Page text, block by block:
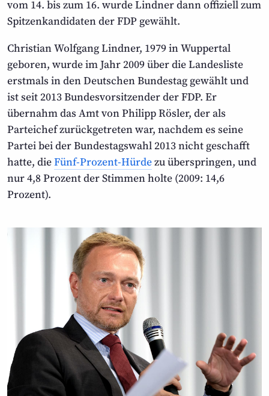
vom 14. bis zum 16. wurde Lindner dann offiziell zum
Spitzenkandidaten der FDP gewählt.
Christian Wolfgang Lindner, 1979 in Wuppertal
geboren, wurde im Jahr 2009 über die Landes­liste
erstmals in den Deutschen Bundestag gewählt und
ist seit 2013 Bundes­vorsitzender der FDP. Er
übernahm das Amt von Philipp Rösler, der als
Parteichef zurück­getreten war, nachdem es seine
Partei bei der Bundestags­wahl 2013 nicht geschafft
hatte, dieFünf-Prozent-Hürdezu übers­pringen, und
nur 4,8 Prozent der Stimmen holte (2009: 14,6
Prozent).